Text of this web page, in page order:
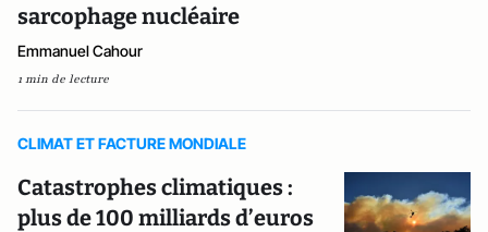
sarcophage nucléaire
Emmanuel Cahour
1 min de lecture
CLIMAT ET FACTURE MONDIALE
Catastrophes climatiques :
plus de 100 milliards d’euros